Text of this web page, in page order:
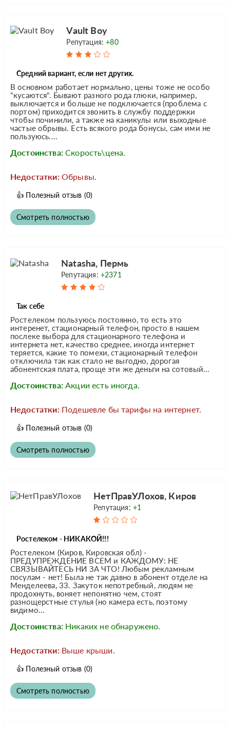
Vault Boy
Репутация:+80
Средний вариант, если нет других.
В основном работает нормально, цены тоже не особо
"кусаются". Бывают разного рода глюки, например,
выключается и больше не подключается (проблема с
портом) приходится звонить в службу поддержки
чтобы починили, а также на каникулы или выходные
частые обрывы. Есть всякого рода бонусы, сам ими не
пользуюсь....
Достоинства: Скорость\цена.
Недостатки: Обрывы.
👍 Полезный отзыв (0)
Смотреть полностью
Natasha, Пермь
Репутация: +2371
Так себе
Ростелеком пользуюсь постоянно, то есть это
интеренет, стационарный телефон, просто в нашем
послеке выбора для стационарного телефона и
интернета нет, качество среднее, иногда интернет
теряется, какие то помехи, стационарный телефон
отключила так как стало не выгодно, дорогая
абонентская плата, проще эти же деньги на сотовый...
Достоинства: Акции есть иногда.
Недостатки: Подешевле бы тарифы на интернет.
👍 Полезный отзыв (0)
Смотреть полностью
НетПравУЛохов, Киров
Репутация: +1
Ростелеком - НИКАКОЙ!!!
Ростелеком (Киров, Кировская обл) -
ПРЕДУПРЕЖДЕНИЕ ВСЕМ и КАЖДОМУ: НЕ
СВЯЗЫВАЙТЕСЬ НИ ЗА ЧТО! Любым рекламным
посулам - нет! Была не так давно в абонент отделе на
Менделеева, 33. Закуток непотребный, людям не
продохнуть, воняет непонятно чем, стоят
разнощерстные стулья (но камера есть, поэтому
видимо...
Достоинства: Никаких не обнаружено.
Недостатки: Выше крыши.
👍 Полезный отзыв (0)
Смотреть полностью